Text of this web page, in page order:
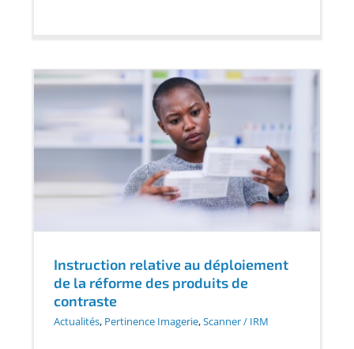
Instruction relative au déploiement
de la réforme des produits de
contraste
Actualités, Pertinence Imagerie,Scanner / IRM